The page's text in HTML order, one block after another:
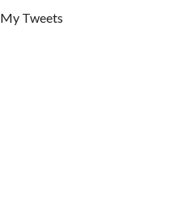
My Tweets